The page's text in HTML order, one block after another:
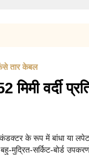
फंसे तार केबल
मिमी वर्दी
के रूप में बांधा या
मुद्रित-सर्किट-बोर्ड